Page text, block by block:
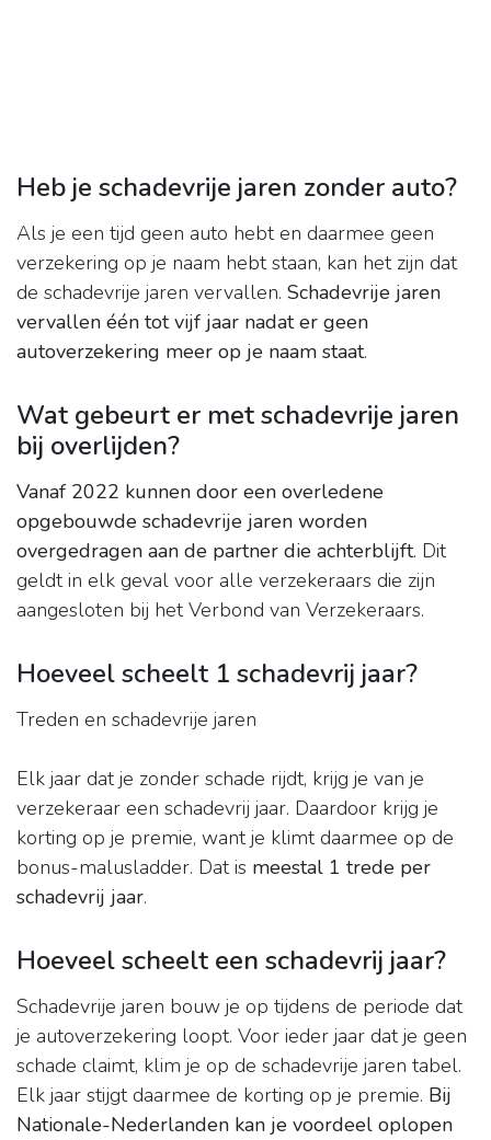
Heb je schadevrije jaren zonder auto?
Als je een tijd geen auto hebt en daarmee geen
verzekering op je naam hebt staan, kan het zijn dat
de schadevrije jaren vervallen. Schadevrije jaren
vervallen één tot vijf jaar nadat er geen
autoverzekering meer op je naam staat.
Wat gebeurt er met schadevrije jaren
bij overlijden?
Vanaf 2022 kunnen door een overledene
opgebouwde schadevrije jaren worden
overgedragen aan de partner die achterblijft. Dit
geldt in elk geval voor alle verzekeraars die zijn
aangesloten bij het Verbond van Verzekeraars.
Hoeveel scheelt 1 schadevrij jaar?
Treden en schadevrije jaren
Elk jaar dat je zonder schade rijdt, krijg je van je
verzekeraar een schadevrij jaar. Daardoor krijg je
korting op je premie, want je klimt daarmee op de
bonus-malusladder. Dat is meestal 1 trede per
schadevrij jaar.
Hoeveel scheelt een schadevrij jaar?
Schadevrije jaren bouw je op tijdens de periode dat
je autoverzekering loopt. Voor ieder jaar dat je geen
schade claimt, klim je op de schadevrije jaren tabel.
Elk jaar stijgt daarmee de korting op je premie. Bij
Nationale-Nederlanden kan je voordeel oplopen